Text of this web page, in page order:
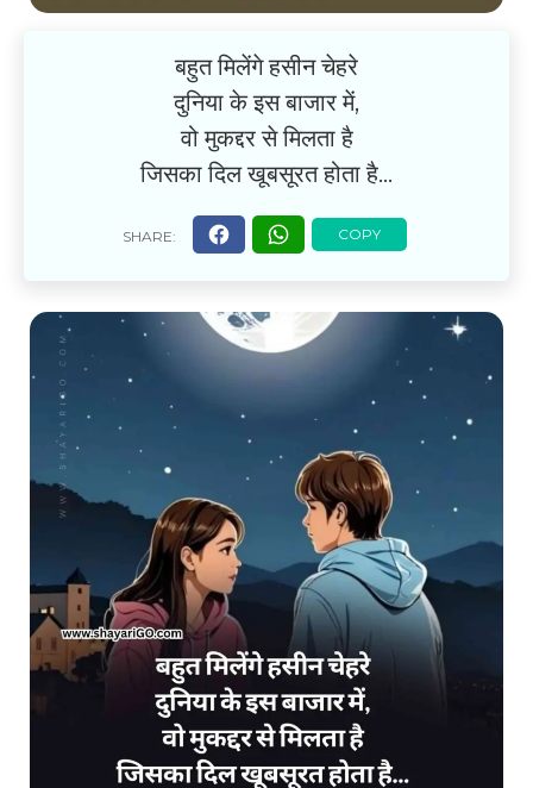
बहुत मिलेंगे हसीन चेहरे
दुनिया के इस बाजार में,
वो मुकद्दर से मिलता है
जिसका दिल खूबसूरत होता है…